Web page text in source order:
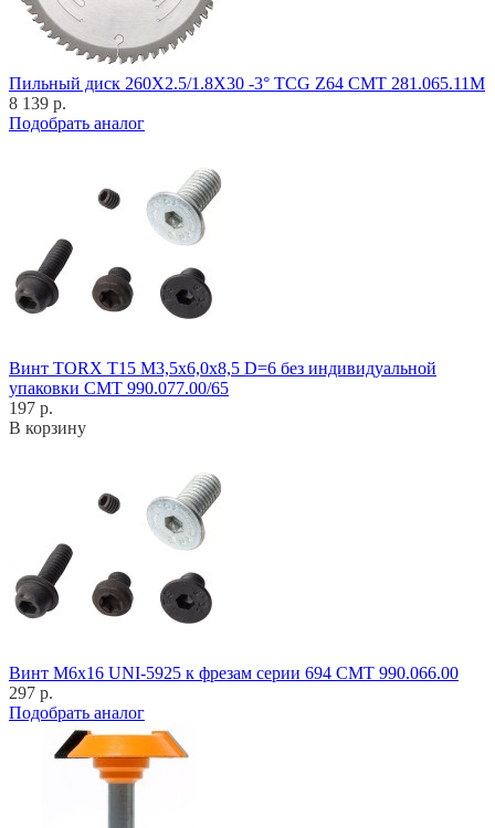
Пильный диск 260X2.5/1.8X30 -3° TCG Z64 CMT 281.065.11M
8 139 р.
Подобрать аналог
Винт TORX T15 M3,5x6,0x8,5 D=6 без индивидуальной
упаковки CMT 990.077.00/65
197 р.
В корзину
Винт M6x16 UNI-5925 к фрезам серии 694 CMT 990.066.00
297 р.
Подобрать аналог